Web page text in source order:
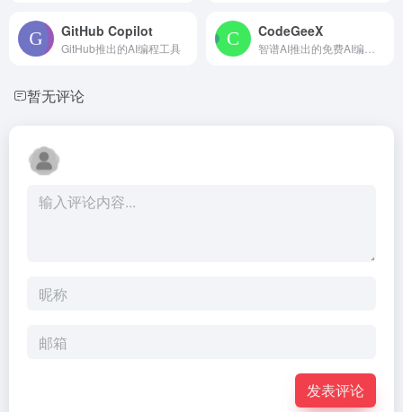
GitHub Copilot
GitHub推出的AI编程工具
CodeGeeX
暂无评论
发表评论